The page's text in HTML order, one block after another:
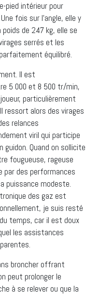
pied intérieur pour
fois sur l’angle, elle y
de 247 kg, elle se
serrés et les
équilibré.
Il est
5 000 et 8 500 tr/min,
particulièrement
ressort alors des virages
relances
viril qui participe
guidon. Quand on sollicite
fougueuse, rageuse
par des performances
puissance modeste.
des gaz est
je suis resté
temps, car il est doux
les assistances
broncher offrant
peut prolonger le
à se relever ou que la